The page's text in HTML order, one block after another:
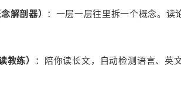
解剖器） ：一层一层往里拆一个概念。读
练） ：陪你读长文，自动检测语言、英